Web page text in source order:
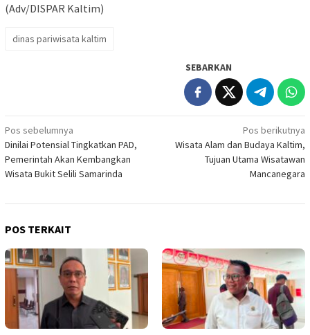
(Adv/DISPAR Kaltim)
dinas pariwisata kaltim
SEBARKAN
Navigasi
pos
Pos sebelumnya
Dinilai Potensial Tingkatkan PAD,
Pemerintah Akan Kembangkan
Wisata Bukit Selili Samarinda
Pos berikutnya
Wisata Alam dan Budaya Kaltim,
Tujuan Utama Wisatawan
Mancanegara
POS TERKAIT